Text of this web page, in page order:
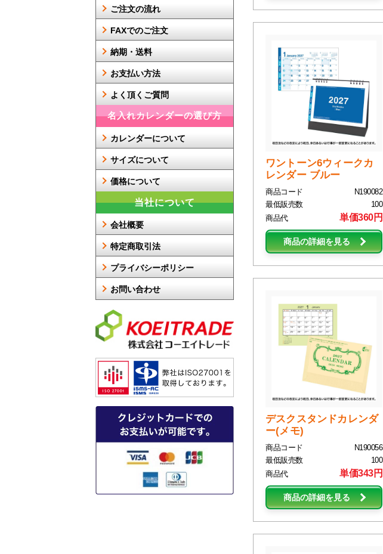
ワントーン6ウィークカ
レンダー ブルー
商品コード
N190082
最低販売数
100
商品代
単価360円
商品の詳細を見る
デスクスタンドカレンダ
ー(メモ)
商品コード
N190056
最低販売数
100
商品代
単価343円
商品の詳細を見る
ご注文の流れ
FAXでのご注文
納期・送料
お支払い方法
よく頂くご質問
名入れカレンダーの選び方
カレンダーについて
サイズについて
価格について
当社について
会社概要
特定商取引法
プライバシーポリシー
お問い合わせ